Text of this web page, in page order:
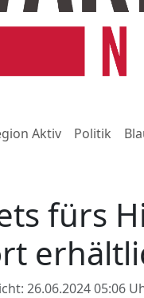
Aktiv Politik
fürs
26.06.2024 05:06